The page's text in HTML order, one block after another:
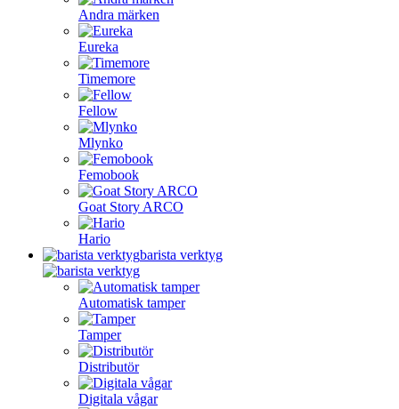
Andra märken
Eureka
Timemore
Fellow
Mlynko
Femobook
Goat Story ARCO
Hario
barista verktyg
Automatisk tamper
Tamper
Distributör
Digitala vågar